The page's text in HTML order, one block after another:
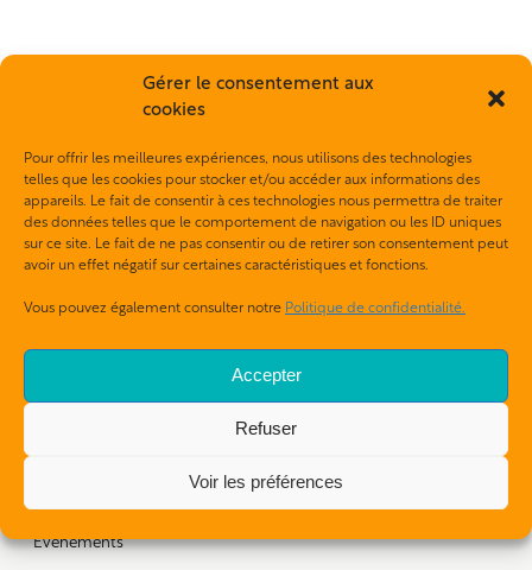
Gérer le consentement aux
cookies
Pour offrir les meilleures expériences, nous utilisons des technologies
telles que les cookies pour stocker et/ou accéder aux informations des
appareils. Le fait de consentir à ces technologies nous permettra de traiter
des données telles que le comportement de navigation ou les ID uniques
sur ce site. Le fait de ne pas consentir ou de retirer son consentement peut
avoir un effet négatif sur certaines caractéristiques et fonctions.
Vous pouvez également consulter notre Politique de confidentialité.
Accepter
Refuser
Voir les préférences
consultation
Événements
Contact
Carrières